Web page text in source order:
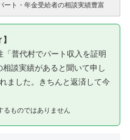
ート・年金受給者の相談実績豊富
普代村でパート収入を証明
談実績があると聞いて申し
ました。きちんと返済して今
ものではありません